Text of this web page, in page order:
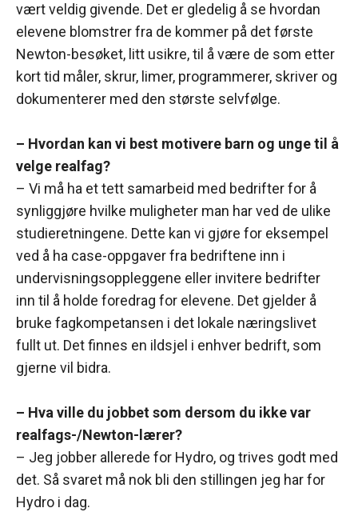
vært veldig givende. Det er gledelig å se hvordan
elevene blomstrer fra de kommer på det første
Newton-besøket, litt usikre, til å være de som etter
kort tid måler, skrur, limer, programmerer, skriver og
dokumenterer med den største selvfølge.
– Hvordan kan vi best motivere barn og unge til å
velge realfag?
– Vi må ha et tett samarbeid med bedrifter for å
synliggjøre hvilke muligheter man har ved de ulike
studieretningene. Dette kan vi gjøre for eksempel
ved å ha case-oppgaver fra bedriftene inn i
undervisningsoppleggene eller invitere bedrifter
inn til å holde foredrag for elevene. Det gjelder å
bruke fagkompetansen i det lokale næringslivet
fullt ut. Det finnes en ildsjel i enhver bedrift, som
gjerne vil bidra.
– Hva ville du jobbet som dersom du ikke var
realfags-/Newton-lærer?
– Jeg jobber allerede for Hydro, og trives godt med
det. Så svaret må nok bli den stillingen jeg har for
Hydro i dag.